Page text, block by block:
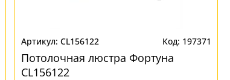
CL156122 197371
Потолочная люстра Фортуна
CL156122